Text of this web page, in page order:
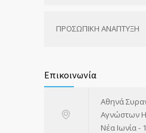
ΠΡΟΣΩΠΙΚΗ ΑΝΑΠΤΥΞΗ
Επικοινωνία
Αθηνά
Αγνώστων
Νέα Ιωνία -